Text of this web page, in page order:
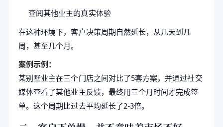
查阅其他业主的真实体验
在这种环境下，客户决策周期自然延长，从几天到几
周，甚至几个月。
案例示例：
某别墅业主在三个门店之间对比了5套方案，并通过社交
媒体查看了其他业主反馈，最终用三个月时间才完成签
单。这个周期比过去平均延长了2-3倍。